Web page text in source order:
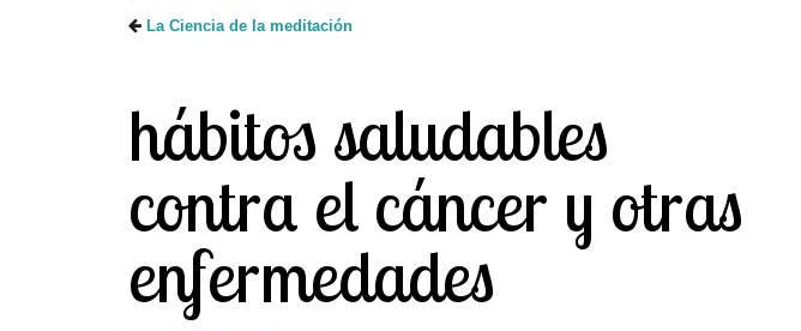
La Ciencia de la meditación
hábitos saludables
contra el cáncer y otras
enfermedades